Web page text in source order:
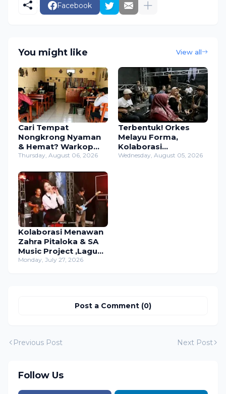
Facebook
You might like View all
Cari Tempat
Nongkrong Nyaman
& Hemat? Warkop
Mama di Pasar Sasap
Thursday, August 06, 2026
Terbentuk! Orkes
Melayu Forma,
Kolaborasi
Legendaris Musisi
Wednesday, August 05, 2026
Kolaborasi Menawan
Zahra Pitaloka & SA
Music Project ,Lagu
"Aduhai"Tembus
Monday, July 27, 2026
Post a Comment (0)
Previous Post Next Post
Follow Us